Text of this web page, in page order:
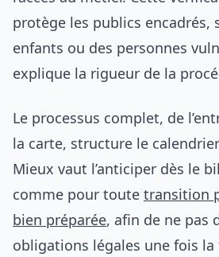
protège les publics encadrés,
enfants ou des personnes
explique la rigueur de la
Le processus complet, de
la carte, structure le
Mieux vaut l’anticiper dès le
comme pour toute transition
bien préparée, afin de ne pas
obligations légales une fois